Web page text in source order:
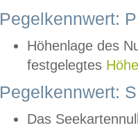
Pegelkennwert:
Höhenlage des
festgelegtes
Pegelkennwert:
Das